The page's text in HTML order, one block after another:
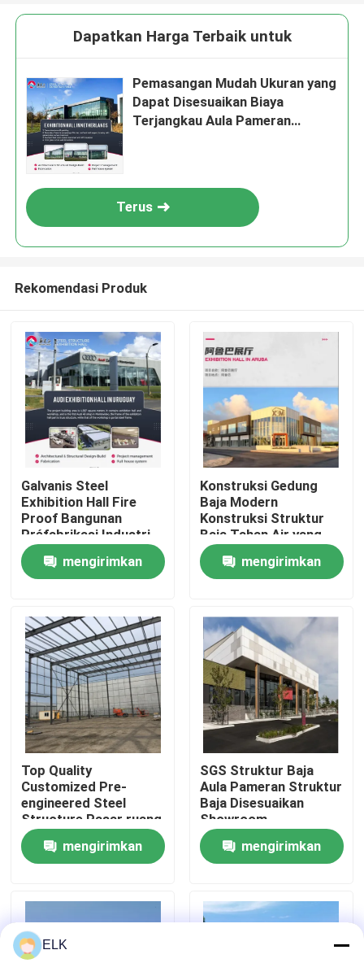
Rumah
Produk
Tur Pabrik
Kontrol Kualitas
Hubungi Kami
Berita
Kasus-kasus
Minta Kutipan
Gudang Struktur Baja
Dapatkan Harga Terbaik untuk
Pemasangan Mudah Ukuran yang
Dapat Disesuaikan Biaya
Terjangkau Aula Pameran
Terus
Rekomendasi Produk
Galvanis Steel
Exhibition Hall Fire
Proof Bangunan
Préfabrikasi Industri
mengirimkan
Konstruksi Gedung
Baja Modern
Konstruksi Struktur
Baja Tahan Air yang
Disesuaikan
mengirimkan
Top Quality
Customized Pre-
engineered Steel
Structure Pasar ruang
pameran
mengirimkan
SGS Struktur Baja
Aula Pameran Struktur
Baja Disesuaikan
Showroom
mengirimkan
ELK